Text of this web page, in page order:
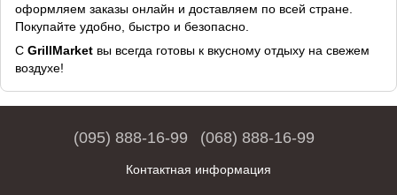
оформляем заказы онлайн и доставляем по всей стране.
Покупайте удобно, быстро и безопасно.
С GrillMarket вы всегда готовы к вкусному отдыху на свежем
воздухе!
(095) 888-16-99 (068) 888-16-99
Контактная информация